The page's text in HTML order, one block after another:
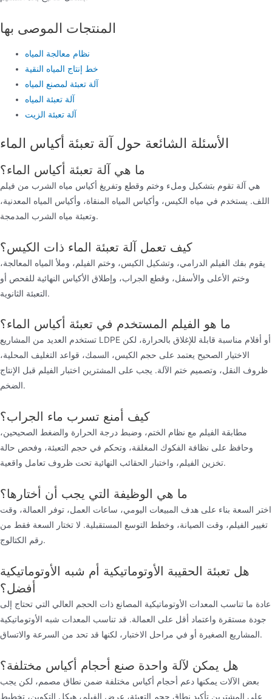
المنتجات الموصى بها
نظام معالجة المياه
خط إنتاج المياه النقية
آلة تعبئة لمصنع المياه
آلة تعبئة المياه
آلة تعبئة الزيت
الأسئلة الشائعة حول آلة تعبئة أكياس الماء
ما هي آلة تعبئة أكياس الماء؟
هي آلة تقوم بتشكيل وملء وختم وقطع وتفريغ أكياس مياه الشرب من فيلم
اللف. يستخدم في مياه الكيس، وأكياس المياه المنقاة، وأكياس المياه المعدنية،
وتعبئة مياه الشرب المدمجة.
كيف تعمل آلة تعبئة الماء ذات الكيس؟
يقوم بفك الفيلم الدرامي، وتشكيل الكيس، وختم الفيلم، وملأ المياه المعالجة،
وختم الأعلى والأسفل، وقطع الجراب، وإطلاق الأكياس النهائية للفحص أو
التعبئة الثانوية.
ما هو الفيلم المستخدم في تعبئة أكياس الماء؟
تستخدم العديد من المشاريع LDPE أو أفلام مناسبة قابلة للإغلاق بالحرارة، لكن
الاختيار الصحيح يعتمد على حجم الكيس، السمك، قواعد التغليف المحلية،
ظروف النقل، وتصميم ختم الآلة. يجب على المشترين اختبار الفيلم قبل الإنتاج
الضخم.
كيف أمنع تسرب ماء الجراب؟
مطابقة الفيلم مع نظام الختم، وضبط درجة الحرارة والضغط الصحيحين،
وحافظ على نظافة الفكوك المغلقة، وتحكم في حجم التعبئة، وفحص حالة
تخزين الفيلم، واختبار الحقائب النهائية تحت ظروف تعامل واقعية.
ما هي الوظيفة التي يجب أن أختارها؟
اختر السعة بناء على هدف المبيعات اليومي، ساعات العمل، توفر العمالة، وقت
تغيير الفيلم، وقت الصيانة، وخطط التوسع المستقبلية. لا تختار السعة فقط من
رقم الكتالوج.
هل تعبئة الحقيبة الأوتوماتيكية أم شبه الأوتوماتيكية
أفضل؟
عادة ما تناسب المعدات الأوتوماتيكية المصانع ذات الحجم العالي التي تحتاج إلى
جودة مستقرة واعتماد أقل على العمالة. قد تناسب المعدات شبه الأوتوماتيكية
المشاريع الصغيرة أو في مراحل الاختبار، لكنها قد تحد من السرعة والاتساق.
هل يمكن لآلة واحدة صنع أحجام أكياس مختلفة؟
بعض الآلات يمكنها دعم أحجام أكياس مختلفة ضمن نطاق مصمم، لكن يجب
على المشترين تأكيد نطاق حجم التعبئة، عرض الفيلم، هيكل التكوين، تخطيط